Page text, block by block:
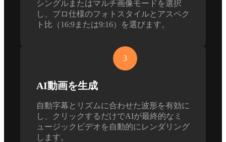
シングルまたはマルチ画像モードを選択
し、プロ仕様のフォトスタイルとアスペク
ト比（16:9または9:16）を選びます。
3
AI動画を生成
自動字幕とリズムに合わせた波形を有効に
し、クリックするだけでAIが最終的なミ
ュージックビデオを自動的にレンダリング
します。